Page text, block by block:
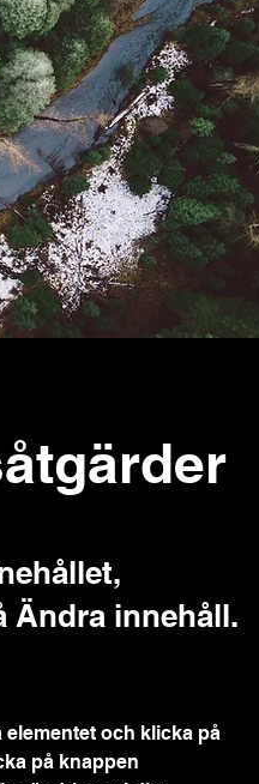
Ändra innehåll.
och klicka på
på knappen